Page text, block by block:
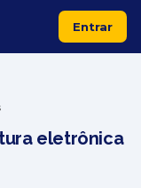
Entrar
eletrônica